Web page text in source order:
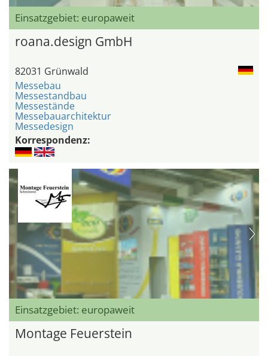
Einsatzgebiet: europaweit
roana.design GmbH
82031 Grünwald
Messebau
Messestandbau
Messestände
Messebauarchitektur
Messedesign
Korrespondenz:
Einsatzgebiet: europaweit
Montage Feuerstein